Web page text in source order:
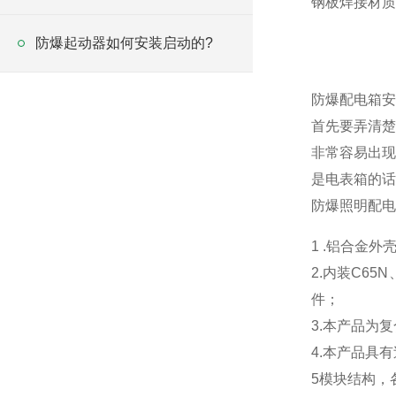
防爆起动器如何安装启动的?
防爆配电箱
首先要弄清
非常容易出
是电表箱的
防爆照明配
1 .铝合金外
2.内装C65N
件；
3.本产品为
4.本产品具
5模块结构，